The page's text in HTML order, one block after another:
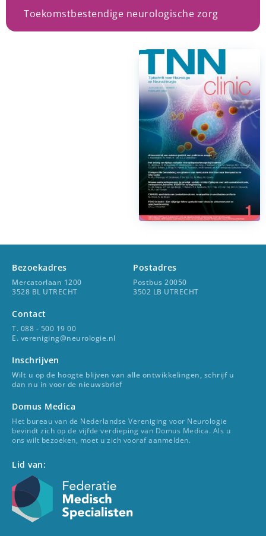
Toekomstbestendige neurologische zorg
Bezoekadres
Mercatorlaan 1200
3528 BL UTRECHT
Postadres
Postbus 20050
3502 LB UTRECHT
Contact
T. 088 - 500 19 00
E. vereniging@neurologie.nl
Inschrijven
Wilt u op de hoogte blijven van alle ontwikkelingen, schrijf u
dan nu in voor de nieuwsbrief
Domus Medica
Het bureau van de Nederlandse Vereniging voor Neurologie
bevindt zich op de vijfde verdieping van Domus Medica. Als u
ons wilt bezoeken, moet u zich vooraf aanmelden.
Lid van: